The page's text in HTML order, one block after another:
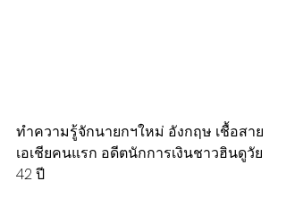
ทำความรู้จักนายกฯใหม่ อังกฤษ เชื้อสาย
เอเชียคนแรก อดีตนักการเงินชาวฮินดูวัย
42 ปี